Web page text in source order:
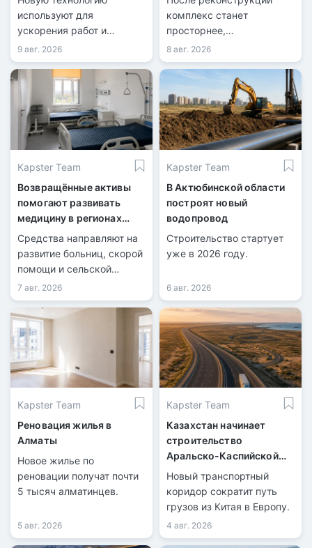
используют для
ускорения работ и
сокращения перекрытий
дорог.
9 авг. 2026
комплекс станет
просторнее,
технологичнее и
доступнее.
8 авг. 2026
Kapster Team
Возвращённые активы
помогают развивать
медицину в регионах
Казахстана
Средства направляют на
развитие больниц, скорой
помощи и сельской
медицины.
7 авг. 2026
Kapster Team
В Актюбинской области
построят новый
водопровод
Строительство стартует
уже в 2026 году.
6 авг. 2026
Kapster Team
Реновация жилья в
Алматы
Новое жилье по
реновации получат почти
5 тысяч алматинцев.
5 авг. 2026
Kapster Team
Казахстан начинает
строительство
Аральско-Каспийской
магистрали
Новый транспортный
коридор сократит путь
грузов из Китая в Европу.
4 авг. 2026